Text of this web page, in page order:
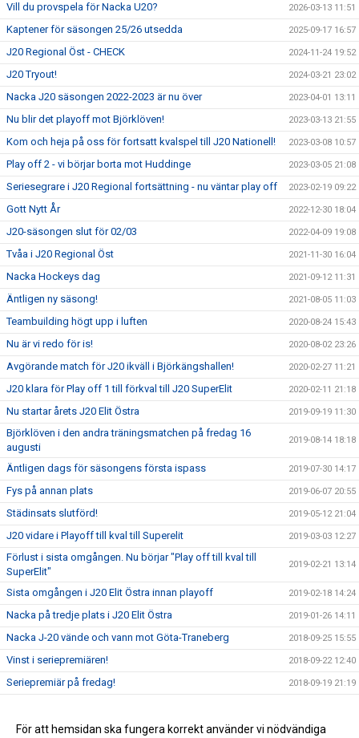
Vill du provspela för Nacka U20? 2026-03-13 11:51
Kaptener för säsongen 25/26 utsedda 2025-09-17 16:57
J20 Regional Öst - CHECK 2024-11-24 19:52
J20 Tryout! 2024-03-21 23:02
Nacka J20 säsongen 2022-2023 är nu över 2023-04-01 13:11
Nu blir det playoff mot Björklöven! 2023-03-13 21:55
Kom och heja på oss för fortsatt kvalspel till J20 Nationell! 2023-03-08 10:57
Play off 2 - vi börjar borta mot Huddinge 2023-03-05 21:08
Seriesegrare i J20 Regional fortsättning - nu väntar play off 2023-02-19 09:22
Gott Nytt År 2022-12-30 18:04
J20-säsongen slut för 02/03 2022-04-09 19:08
Tvåa i J20 Regional Öst 2021-11-30 16:04
Nacka Hockeys dag 2021-09-12 11:31
Äntligen ny säsong! 2021-08-05 11:03
Teambuilding högt upp i luften 2020-08-24 15:43
Nu är vi redo för is! 2020-08-02 23:26
Avgörande match för J20 ikväll i Björkängshallen! 2020-02-27 11:21
J20 klara för Play off 1 till förkval till J20 SuperElit 2020-02-11 21:18
Nu startar årets J20 Elit Östra 2019-09-19 11:30
Björklöven i den andra träningsmatchen på fredag 16
augusti
2019-08-14 18:18
Äntligen dags för säsongens första ispass 2019-07-30 14:17
Fys på annan plats 2019-06-07 20:55
Städinsats slutförd! 2019-05-12 21:04
J20 vidare i Playoff till kval till Superelit 2019-03-03 12:27
Förlust i sista omgången. Nu börjar "Play off till kval till
SuperElit"
2019-02-21 13:14
Sista omgången i J20 Elit Östra innan playoff 2019-02-18 14:24
Nacka på tredje plats i J20 Elit Östra 2019-01-26 14:11
Nacka J-20 vände och vann mot Göta-Traneberg 2018-09-25 15:55
Vinst i seriepremiären! 2018-09-22 12:40
Seriepremiär på fredag! 2018-09-19 21:19
Nacka vann i 3e avgörande mot Östersund 2018-03-19 14:45
För att hemsidan ska fungera korrekt använder vi nödvändiga